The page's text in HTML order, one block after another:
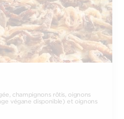
champignons rôtis, oignons
végane disponible) et oignons